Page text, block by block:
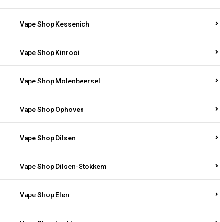
Vape Shop Kessenich
Vape Shop Kinrooi
Vape Shop Molenbeersel
Vape Shop Ophoven
Vape Shop Dilsen
Vape Shop Dilsen-Stokkem
Vape Shop Elen